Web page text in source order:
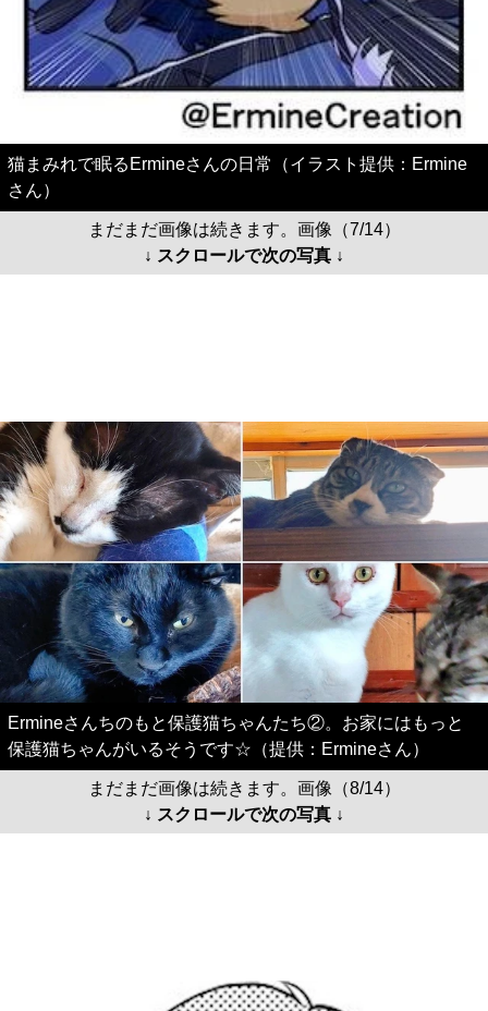
猫まみれで眠るErmineさんの日常（イラスト提供：Ermine
さん）
まだまだ画像は続きます。画像（7/14）
↓ スクロールで次の写真 ↓
Ermineさんちのもと保護猫ちゃんたち②。お家にはもっと
保護猫ちゃんがいるそうです☆（提供：Ermineさん）
まだまだ画像は続きます。画像（8/14）
↓ スクロールで次の写真 ↓